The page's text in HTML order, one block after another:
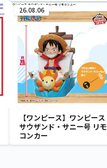
26.08.06
【ワンピース】ワンピース
サウザンド・サニー号 リモ
コンカー